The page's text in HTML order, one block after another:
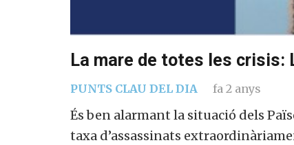
La mare de totes les crisis:
PUNTS CLAU DEL DIA fa 2 anys
És ben alarmant la situació dels
taxa d’assassinats